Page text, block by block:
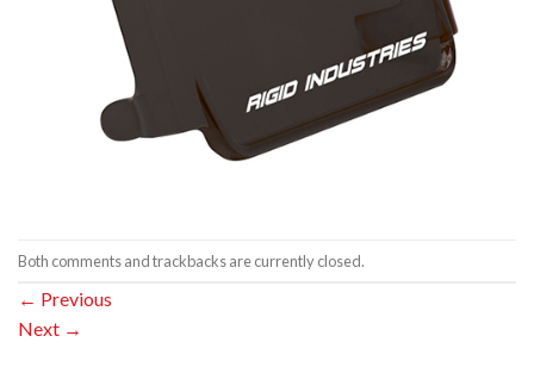
Both comments and trackbacks are currently closed.
← Previous
Next →